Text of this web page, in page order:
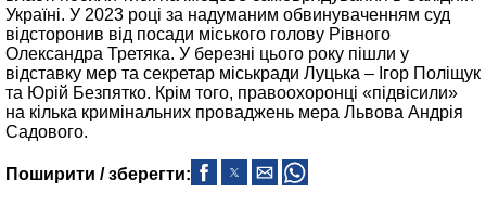
Україні. У 2023 році за надуманим обвинуваченням суд
відсторонив від посади міського голову Рівного
Олександра Третяка. У березні цього року пішли у
відставку мер та секретар міськради Луцька – Ігор Поліщук
та Юрій Безпятко. Крім того, правоохоронці «підвісили»
на кілька кримінальних проваджень мера Львова Андрія
Садового.
Поширити / зберегти: